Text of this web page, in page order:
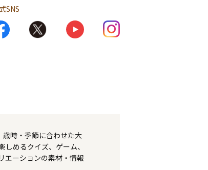
SNS
時・季節に合わせた大
めるクイズ、ゲーム、
エーションの素材・情報